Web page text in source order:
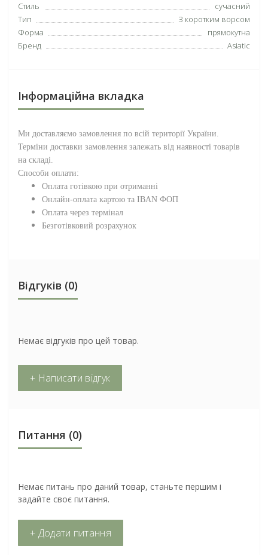
Стиль
сучасний
Тип
З коротким ворсом
Форма
прямокутна
Бренд
Asiatic
Інформаційна вкладка
Ми доставляємо замовлення по всій території України.
Терміни доставки замовлення залежать від наявності товарів
на складі.
Способи оплати:
Оплата готівкою при отриманні
Онлайн-оплата картою та IBAN ФОП
Оплата через термінал
Безготівковий розрахунок
Відгуків (0)
Немає відгуків про цей товар.
+ Написати відгук
Питання (0)
Немає питань про даний товар, станьте першим і
задайте своє питання.
+ Додати питання